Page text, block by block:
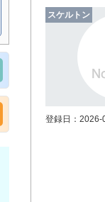
スケルトン
登録日：2026-